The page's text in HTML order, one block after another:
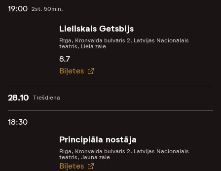
19:00 2st. 50min.
Lieliskais Getsbijs
Rīga, Kronvalda bulvāris 2, Latvijas Nacionālais
teātris, Lielā zāle
8.7
Biļetes
Trešdiena
28.10
18:30
Principiāla nostāja
Rīga, Kronvalda bulvāris 2, Latvijas Nacionālais
teātris, Jaunā zāle
Biļetes